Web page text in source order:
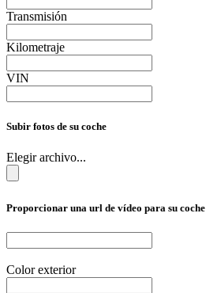
Transmisión
Kilometraje
VIN
Subir fotos de su coche
Elegir archivo...
Proporcionar una url de vídeo para su coche
Color exterior